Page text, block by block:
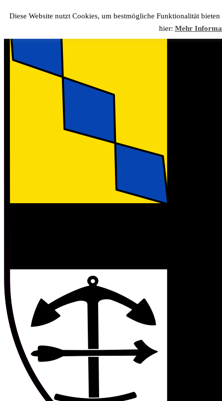
Diese Website nutzt Cookies, um bestmögliche Funktionalität
hier: Mehr